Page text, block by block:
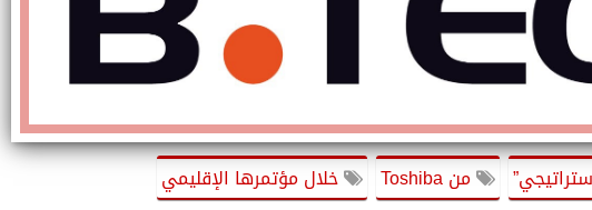
من Toshiba خلال مؤتمرها الإقليمي